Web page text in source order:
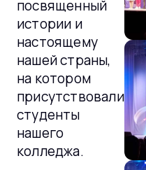
посвященный
истории и
настоящему
нашей страны,
на котором
присутствовали
студенты
нашего
колледжа.